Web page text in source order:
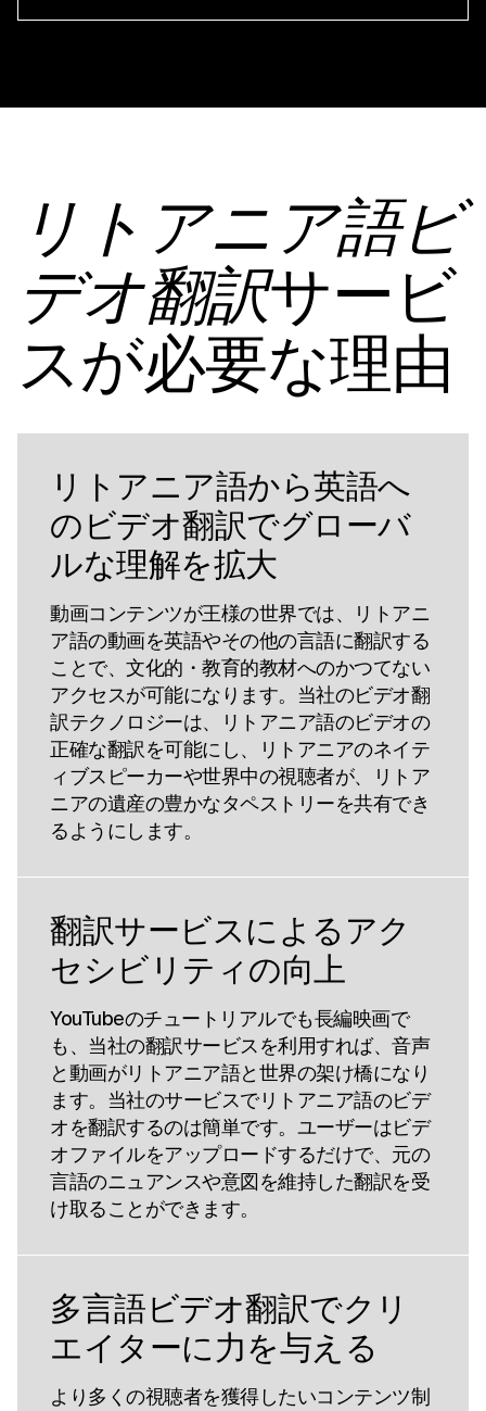
リトアニア語ビ
デオ翻訳サービ
スが必要な理由
リトアニア語から英語へ
のビデオ翻訳でグローバ
ルな理解を拡大
動画コンテンツが王様の世界では、リトアニ
ア語の動画を英語やその他の言語に翻訳する
ことで、文化的・教育的教材へのかつてない
アクセスが可能になります。当社のビデオ翻
訳テクノロジーは、リトアニア語のビデオの
正確な翻訳を可能にし、リトアニアのネイテ
ィブスピーカーや世界中の視聴者が、リトア
ニアの遺産の豊かなタペストリーを共有でき
るようにします。
翻訳サービスによるアク
セシビリティの向上
YouTubeのチュートリアルでも長編映画で
も、当社の翻訳サービスを利用すれば、音声
と動画がリトアニア語と世界の架け橋になり
ます。当社のサービスでリトアニア語のビデ
オを翻訳するのは簡単です。ユーザーはビデ
オファイルをアップロードするだけで、元の
言語のニュアンスや意図を維持した翻訳を受
け取ることができます。
多言語ビデオ翻訳でクリ
エイターに力を与える
より多くの視聴者を獲得したいコンテンツ制